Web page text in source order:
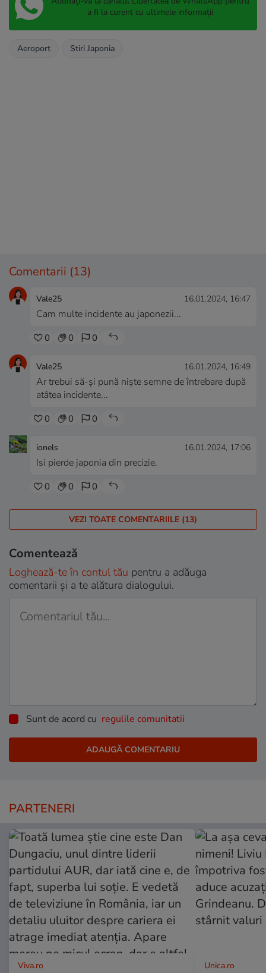
a fi la curent cu ultimele informații
Aeroport Stiri Japonia
Comentarii (13)
Vale25 16.01.2024, 16:47
Cam multe incidente au japonezii...
0 0 0
Vale25 16.01.2024, 16:49
Ar trebui să-și pună niște semne de întrebare după
atâtea incidente...
0 0 0
ionels 16.01.2024, 17:06
Isi pierde japonia din precizie.
0 0 0
VEZI TOATE COMENTARIILE (13)
Comentează
Loghează-te în contul tău pentru a adăuga
comentarii și a te alătura dialogului.
Sunt de acord cu regulile comunitatii
PARTENERI
Viva.ro Unica.ro